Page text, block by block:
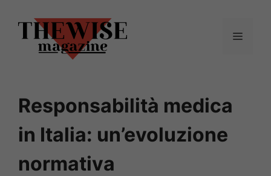
contenuto
Menu
Responsabilità medica
in Italia: un’evoluzione
normativa